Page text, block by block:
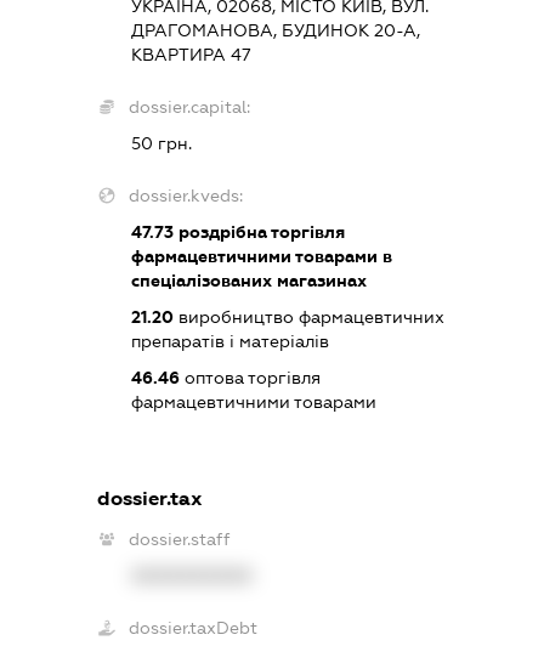
УКРАЇНА, 02068, МІСТО КИЇВ, ВУЛ.
ДРАГОМАНОВА, БУДИНОК 20-А,
КВАРТИРА 47
dossier.capital:
50 грн.
dossier.kveds:
47.73роздрібна торгівля
фармацевтичними товарами в
спеціалізованих магазинах
21.20виробництво фармацевтичних
препаратів і матеріалів
46.46оптова торгівля
фармацевтичними товарами
dossier.tax
dossier.staff
dossier.taxDebt